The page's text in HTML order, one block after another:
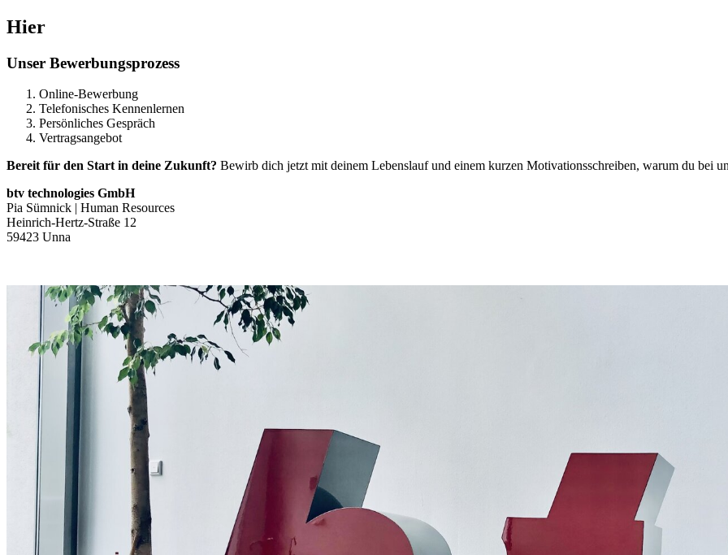
Hier
Unser Bewerbungsprozess
Online-Bewerbung
Telefonisches Kennenlernen
Persönliches Gespräch
Vertragsangebot
Bereit für den Start in deine Zukunft? Bewirb dich jetzt mit deinem Lebenslauf und einem kurzen Motivationsschreiben, warum du bei
btv technologies GmbH
Pia Sümnick | Human Resources
Heinrich-Hertz-Straße 12
59423 Unna